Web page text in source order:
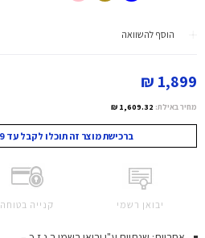
הוסף להשוואה
1,899 ₪
מחיר באילת: 1,609.32 ₪
ברכישת מוצר זה תוכלו לקבל עד 1,899 נקודות מועדון!
יבואן רשמי קנייה בטוחה